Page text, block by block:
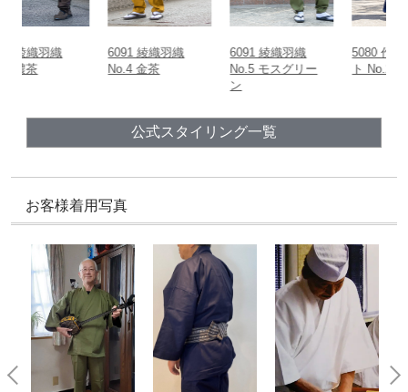
6091 綾織羽織
No.4 金茶
6091 綾織羽織
No.5 モスグリー
5080 作務衣コー
ト No.2 グレー
公式スタイリング一覧
お客様着用写真